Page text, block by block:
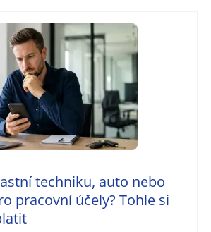
techniku, auto nebo
pracovní účely? Tohle si